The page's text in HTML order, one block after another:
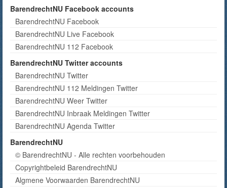
BarendrechtNU Facebook accounts
BarendrechtNU Facebook
BarendrechtNU Live Facebook
BarendrechtNU 112 Facebook
BarendrechtNU Twitter accounts
BarendrechtNU Twitter
BarendrechtNU 112 Meldingen Twitter
BarendrechtNU Weer Twitter
BarendrechtNU Inbraak Meldingen Twitter
BarendrechtNU Agenda Twitter
BarendrechtNU
© BarendrechtNU - Alle rechten voorbehouden
Copyrightbeleid BarendrechtNU
Algmene Voorwaarden BarendrechtNU